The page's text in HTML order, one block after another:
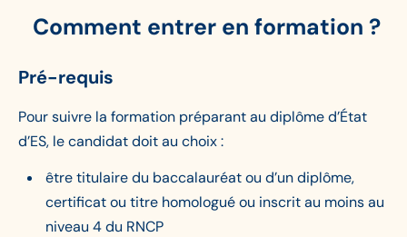
Comment entrer en formation ?
Pré-requis
Pour suivre la formation préparant au diplôme d’État
d’ES, le candidat doit au choix :
être titulaire du baccalauréat ou d’un diplôme,
certificat ou titre homologué ou inscrit au moins au
niveau 4 du RNCP